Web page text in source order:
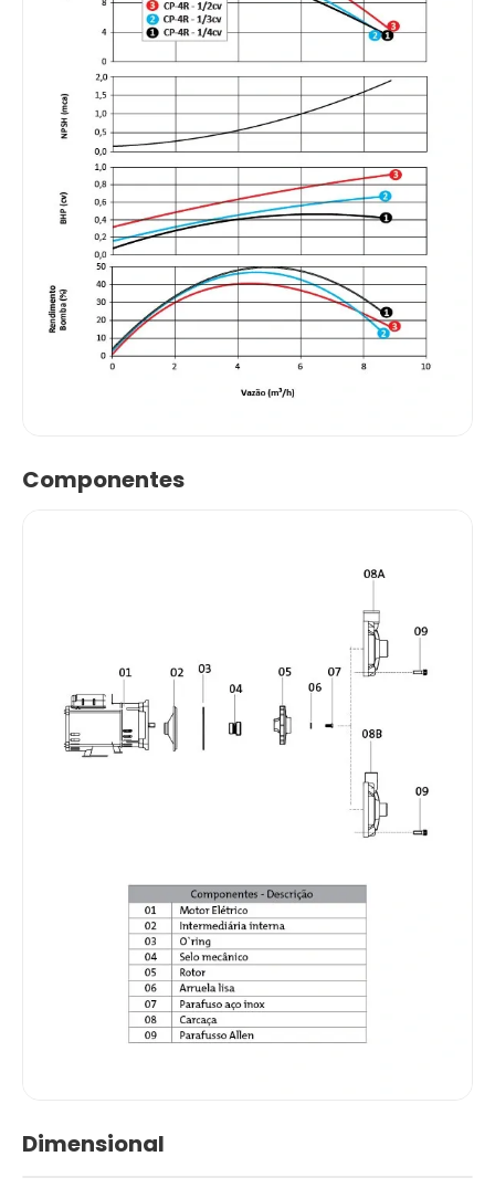
Componentes
Dimensional